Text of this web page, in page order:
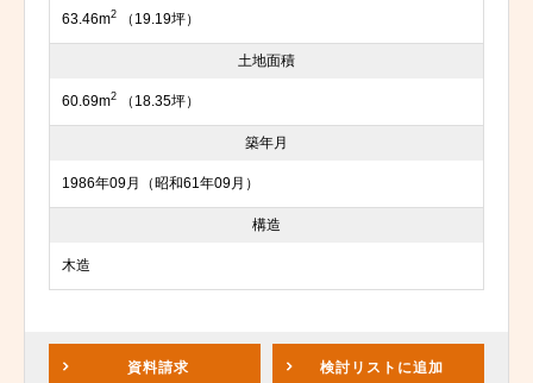
63.46m2 （19.19坪）
土地面積
60.69m2 （18.35坪）
築年月
1986年09月（昭和61年09月）
構造
木造
資料請求 検討リスト に追加